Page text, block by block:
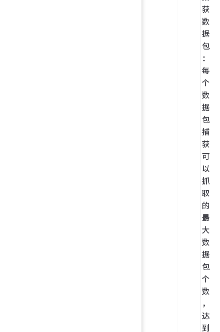
获
数
据
包
：
每
个
数
据
包
捕
获
可
以
抓
取
的
最
大
数
据
包
个
数
，
达
到